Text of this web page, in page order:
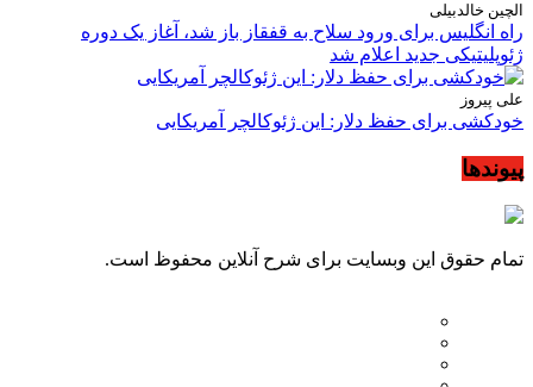
الچین خالدبیلی
راه انگلیس برای ورود سلاح به قفقاز باز شد، آغاز یک دوره
ژئوپلیتیکی جدید اعلام شد
علی پیروز
خودکشی برای حفظ دلار: این ژئوکالچر آمریکایی
پیوندها
تمام حقوق این وبسایت برای شرح آنلاین محفوظ است.